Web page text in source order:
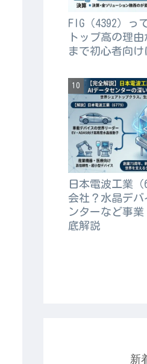
FIG（4392）っ
トップ高の理
まで初心者向け
日本電波工業（
会社？水晶デ
ンターなど事
底解説
新